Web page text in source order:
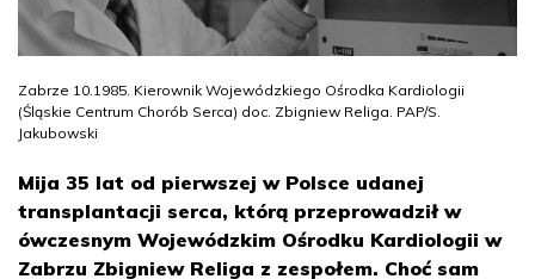
Zabrze 10.1985. Kierownik Wojewódzkiego Ośrodka Kardiologii
(Śląskie Centrum Chorób Serca) doc. Zbigniew Religa. PAP/S.
Jakubowski
Mija 35 lat od pierwszej w Polsce udanej
transplantacji serca, którą przeprowadził w
ówczesnym Wojewódzkim Ośrodku Kardiologii w
Zabrzu Zbigniew Religa z zespołem. Choć sam